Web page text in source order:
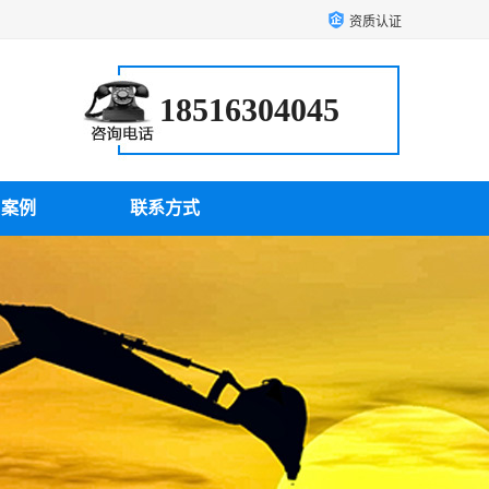
资质认证
18516304045
例 联系方式